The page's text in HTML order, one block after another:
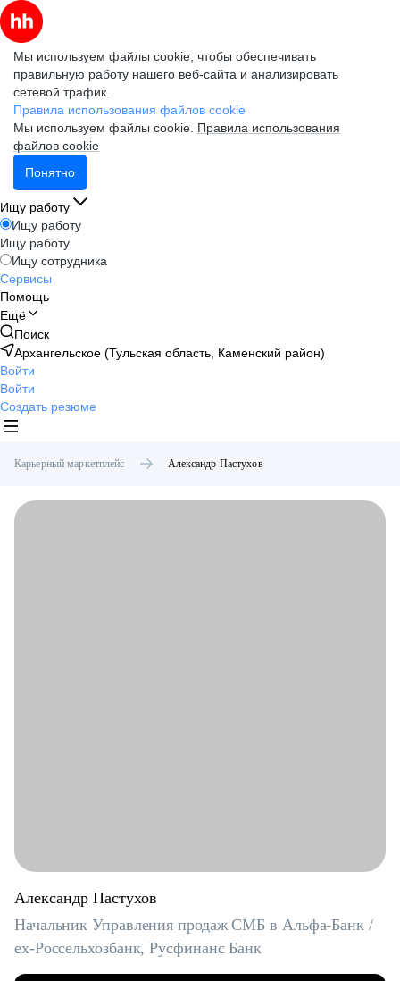
Мы используем файлы cookie, чтобы обеспечивать
правильную работу нашего веб-сайта и анализировать
сетевой трафик.
Правила использования файлов cookie
Мы используем файлы cookie. Правила использования
файлов cookie
Понятно
Ищу работу
Ищу работу
Ищу работу
Ищу сотрудника
Сервисы
Помощь
Ещё
Поиск
Архангельское (Тульская область, Каменский район)
Войти
Войти
Создать резюме
Карьерный маркетплейс Александр Пастухов
Александр Пастухов
Начальник Управления продаж СМБ в Альфа-Банк /
ex-Россельхозбанк, Русфинанс Банк